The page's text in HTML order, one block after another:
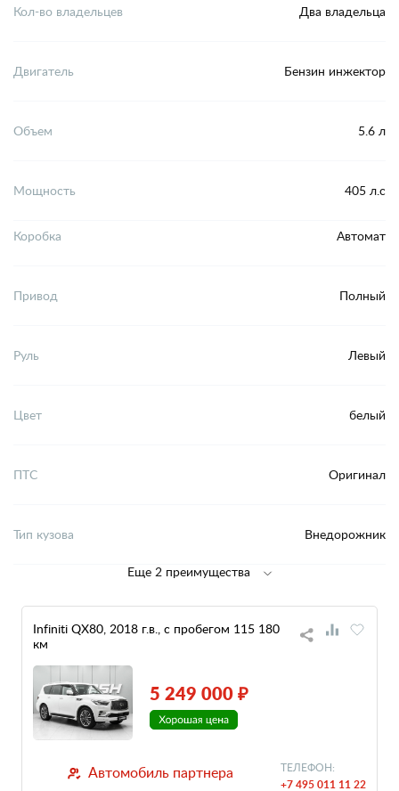
Кол-во владельцев Два владельца
Двигатель Бензин инжектор
Объем 5.6 л
Мощность 405 л.с
Коробка Автомат
Привод Полный
Руль Левый
Цвет белый
ПТС Оригинал
Тип кузова Внедорожник
Еще 2 преимущества
Infiniti QX80, 2018 г.в., с пробегом 115 180
км
5 249 000 ₽
Автомобиль партнера ТЕЛЕФОН:
+7 495 011 11 22